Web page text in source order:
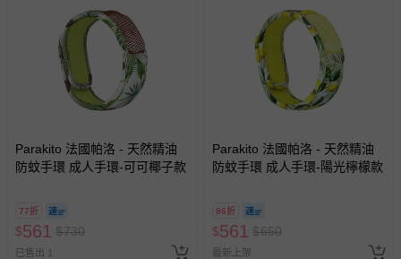
Parakito 法國帕洛 - 天然精油
防蚊手環 成人手環-可可椰子款
77折
$561 $730
已售出 1
Parakito 法國帕洛 - 天然精油
防蚊手環 成人手環-陽光檸檬款
86折
$561 $650
最新上架